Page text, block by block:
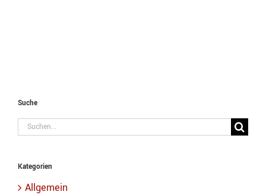
Suche
Suche
nach:
Kategorien
Allgemein